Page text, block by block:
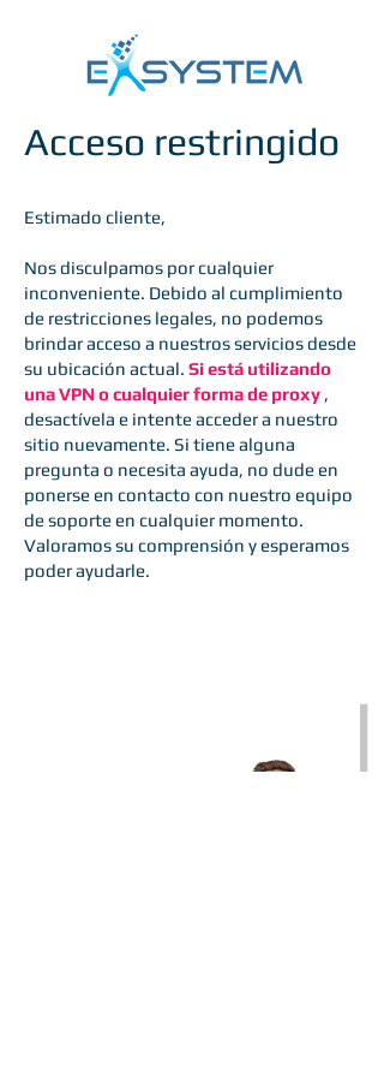
Acceso restringido
Estimado cliente,
Nos disculpamos por cualquier
inconveniente. Debido al cumplimiento
de restricciones legales, no podemos
brindar acceso a nuestros servicios desde
su ubicación actual. Si está utilizando
una VPN o cualquier forma de proxy ,
desactívela e intente acceder a nuestro
sitio nuevamente. Si tiene alguna
pregunta o necesita ayuda, no dude en
ponerse en contacto con nuestro equipo
de soporte en cualquier momento.
Valoramos su comprensión y esperamos
poder ayudarle.